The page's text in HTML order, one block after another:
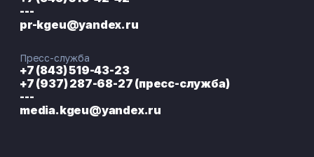
---
pr-kgeu@yandex.ru
Пресс-служба
+7 (843) 519-43-23
+7 (937) 287-68-27 (пресс-служба)
---
media.kgeu@yandex.ru